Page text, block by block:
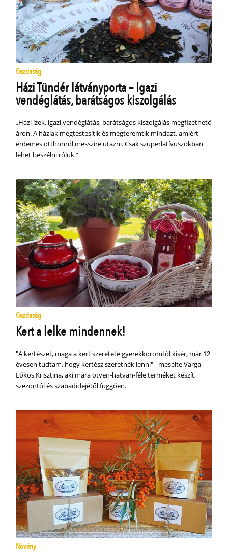
Gazdaság
Házi Tündér látványporta – Igazi
vendéglátás, barátságos kiszolgálás
„Házi ízek, igazi vendéglátás, barátságos kiszolgálás megfizethető
áron. A háziak megtestesítik és megteremtik mindazt, amiért
érdemes otthonról messzire utazni. Csak szuperlatívuszokban
lehet beszélni róluk.”
Gazdaság
Kert a lelke mindennek!
"A kertészet, maga a kert szeretete gyerekkoromtól kísér, már 12
évesen tudtam, hogy kertész szeretnék lenni" - mesélte Varga-
Lőkös Krisztina, aki mára ötven-hatvan-féle terméket készít,
szezontól és szabadidejétől függően.
Növény